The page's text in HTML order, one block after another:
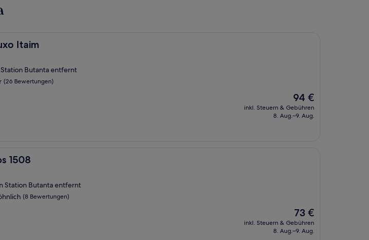
Itaim
Butanta entfernt
(26 Bewertungen)
Der
Preis
beträgt
94 €
inkl. Steuern & Gebühren
8. Aug.–9. Aug.
1508
Station Butanta entfernt
(8 Bewertungen)
Der
Preis
beträgt
73 €
inkl. Steuern & Gebühren
8. Aug.–9. Aug.